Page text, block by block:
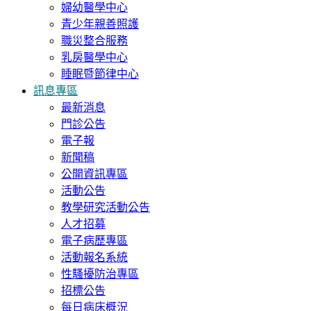
婦幼醫學中心
青少年親善照護
職災整合服務
乳房醫學中心
睡眠暨節律中心
訊息專區
最新消息
門診公告
電子報
新聞稿
公開資訊專區
活動公告
教學研究活動公告
人才招募
電子病歷專區
活動報名系統
性騷擾防治專區
招標公告
每日病床概況